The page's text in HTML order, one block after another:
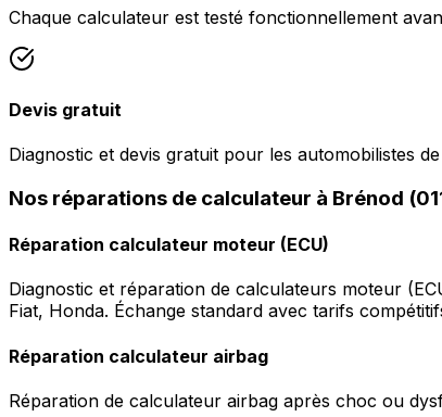
Chaque calculateur est testé fonctionnellement
Devis gratuit
Diagnostic et devis gratuit pour les automobilistes
Nos réparations de calculateur à Brénod
Réparation calculateur moteur (ECU)
Diagnostic et réparation de calculateurs moteur
Fiat, Honda. Échange standard avec tarifs
Réparation calculateur airbag
Réparation de calculateur airbag après choc ou